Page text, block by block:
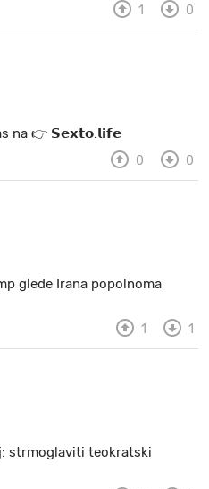
1 0
s n a 👉 𝗦𝗲𝘅𝘁𝗼.𝗹𝗶𝗳𝗲
0 0
glede Irana popolnoma
1 1
strmoglaviti teokratski